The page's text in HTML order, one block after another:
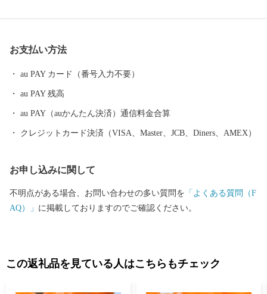
お支払い方法
au PAY カード（番号入力不要）
au PAY 残高
au PAY（auかんたん決済）通信料金合算
クレジットカード決済（VISA、Master、JCB、Diners、AMEX）
お申し込みに関して
不明点がある場合、お問い合わせの多い質問を 「よくある質問（F
AQ）」 に掲載しておりますのでご確認ください。
この返礼品を見ている人はこちらもチェック